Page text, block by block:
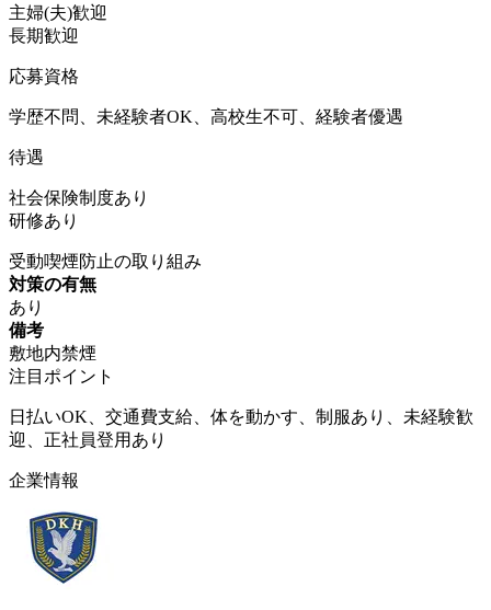
主婦(夫)歓迎
長期歓迎
応募資格
学歴不問、未経験者OK、高校生不可、経験者優遇
待遇
社会保険制度あり
研修あり
受動喫煙防止の取り組み
対策の有無
あり
備考
敷地内禁煙
注目ポイント
日払いOK、交通費支給、体を動かす、制服あり、未経験歓
迎、正社員登用あり
企業情報